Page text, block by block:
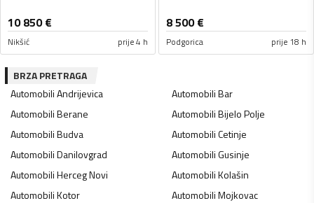
10 850€
Nikšić prije 4 h
8 500€
Podgorica prije 18 h
BRZA PRETRAGA
AutomobiliAndrijevica AutomobiliBar
AutomobiliBerane AutomobiliBijelo Polje
AutomobiliBudva AutomobiliCetinje
AutomobiliDanilovgrad AutomobiliGusinje
AutomobiliHerceg Novi AutomobiliKolašin
AutomobiliKotor AutomobiliMojkovac